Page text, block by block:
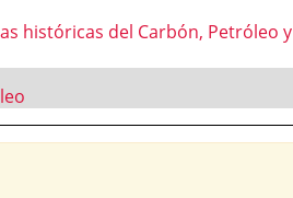
históricas del Carbón, Petróleo y